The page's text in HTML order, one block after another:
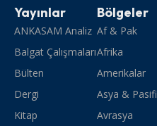
Yayınlar
ANKASAM Analiz
Balgat Çalışmaları
Bülten
Dergi
Kitap
Bölgeler
Af & Pak
Afrika
Amerikalar
Asya &
Avrasya